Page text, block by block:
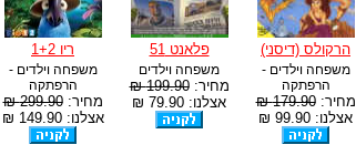
הרקולס (דיסני)
משפחה וילדים -
הרפתקה
מחיר:179.90 ₪
אצלנו: 99.90 ₪
פלאנט 51
משפחה וילדים
מחיר:199.90 ₪
אצלנו: 79.90 ₪
ריו 1+2
משפחה וילדים -
הרפתקה
מחיר:299.90 ₪
אצלנו: 149.90 ₪